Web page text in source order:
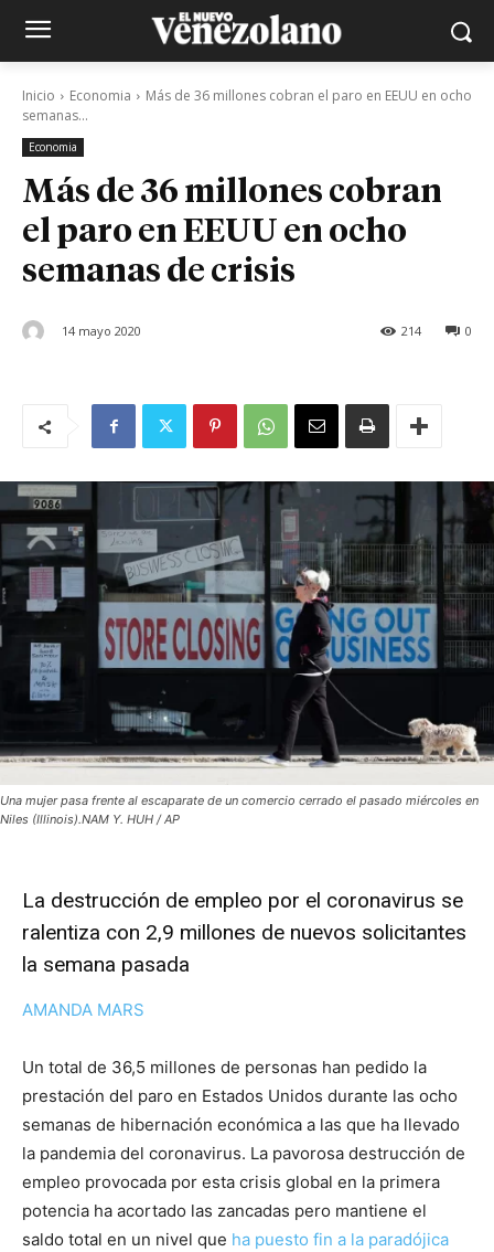
Inicio Economia
Más de 36 millones cobran el paro en EEUU en ocho
semanas...
Economia
Más de 36 millones cobran
el paro en EEUU en ocho
semanas de crisis
14 mayo 2020 0
214
Una mujer pasa frente al escaparate de un comercio cerrado el pasado miércoles en
Niles (Illinois).NAM Y. HUH / AP
La destrucción de empleo por el coronavirus se
ralentiza con 2,9 millones de nuevos solicitantes
la semana pasada
AMANDA MARS
Un total de 36,5 millones de personas han pedido la
prestación del paro en Estados Unidos durante las ocho
semanas de hibernación económica a las que ha llevado
la pandemia del coronavirus. La pavorosa destrucción de
empleo provocada por esta crisis global en la primera
potencia ha acortado las zancadas pero mantiene el
saldo total en un nivel que ha puesto fin a la paradójica